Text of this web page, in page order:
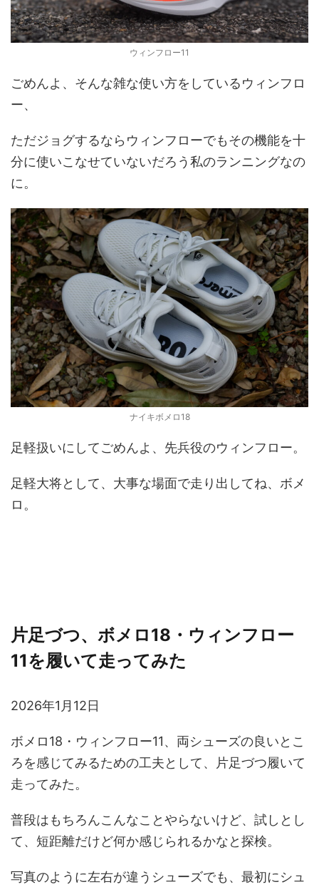
ウィンフロー11
ごめんよ、そんな雑な使い方をしているウィンフロ
ー、
ただジョグするならウィンフローでもその機能を十
分に使いこなせていないだろう私のランニングなの
に。
ナイキボメロ18
足軽扱いにしてごめんよ、先兵役のウィンフロー。
足軽大将として、大事な場面で走り出してね、ボメ
ロ。
片足づつ、ボメロ18・ウィンフロー
11を履いて走ってみた
2026年1月12日
ボメロ18・ウィンフロー11、両シューズの良いとこ
ろを感じてみるための工夫として、片足づつ履いて
走ってみた。
普段はもちろんこんなことやらないけど、試しとし
て、短距離だけど何か感じられるかなと探検。
写真のように左右が違うシューズでも、最初にシュ